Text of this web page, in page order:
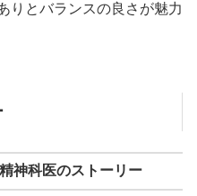
りとバランスの良さが魅力
神科医のストーリー